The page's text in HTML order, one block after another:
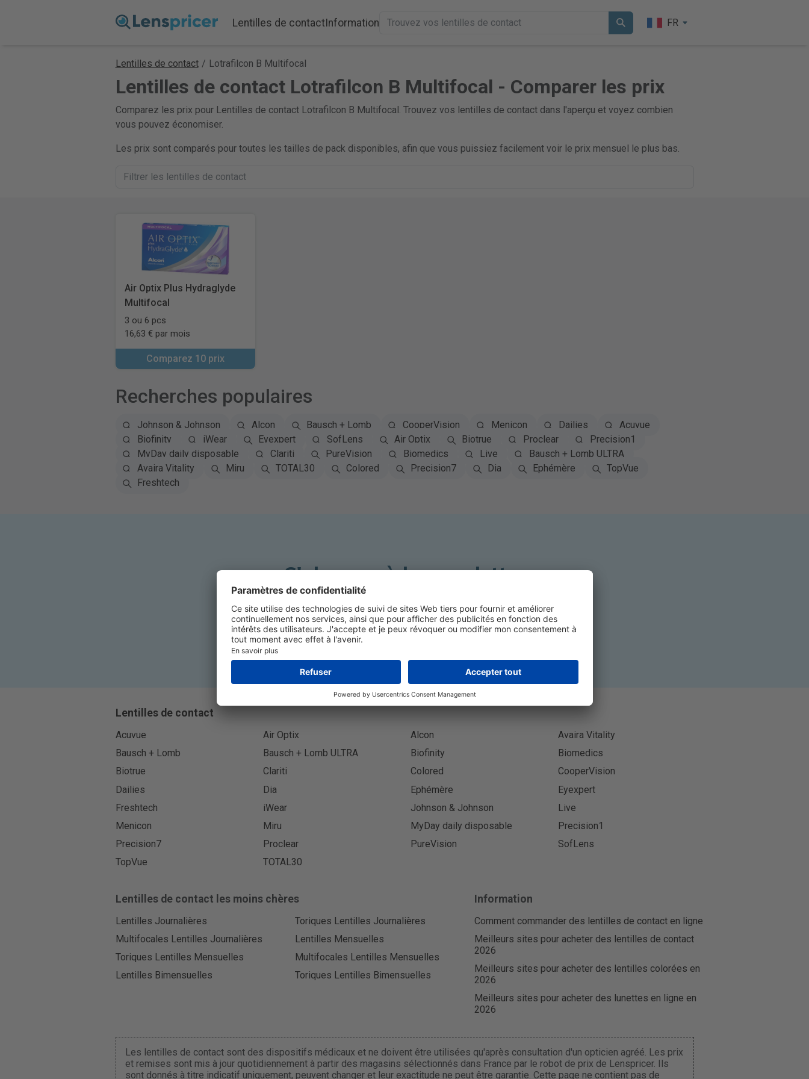
Lentilles de contactInformation FR
Lentilles de contact / Lotrafilcon B Multifocal
Lentilles de contact Lotrafilcon B Multifocal - Comparer les prix
Comparez les prix pour Lentilles de contact Lotrafilcon B Multifocal. Trouvez vos lentilles de contact dans l'aperçu et voyez combien
vous pouvez économiser.
Les prix sont comparés pour toutes les tailles de pack disponibles, afin que vous puissiez facilement voir le prix mensuel le plus bas.
Air Optix Plus Hydraglyde
Multifocal
3 ou 6 pcs
16,63 € par mois
Comparez 10 prix
Recherches populaires
Johnson & Johnson Alcon Bausch + Lomb CooperVision Menicon Dailies
Acuvue
Biofinity
iWear Eyexpert SofLens Air Optix Biotrue Proclear
Precision1
MyDay daily disposable
Clariti PureVision Biomedics Live
Bausch + Lomb ULTRA
Avaira Vitality
Miru TOTAL30 Colored Precision7 Dia Ephémère
TopVue
Freshtech
S'abonner à la newsletter
S'abonner
Lentilles de contact
Acuvue Air Optix Alcon
Avaira Vitality
Bausch + Lomb
Bausch + Lomb ULTRA Biofinity
Biomedics
Biotrue
Clariti Colored
CooperVision
Dailies
Dia Ephémère
Eyexpert
Freshtech
iWear Johnson & Johnson
Live
Menicon
Miru MyDay daily disposable
Precision1
Precision7
Proclear PureVision
SofLens
TopVue
TOTAL30
Lentilles de contact les moins chères
Lentilles Journalières
Toriques Lentilles Journalières
Multifocales Lentilles Journalières
Lentilles Mensuelles
Toriques Lentilles Mensuelles
Multifocales Lentilles Mensuelles
Lentilles Bimensuelles
Toriques Lentilles Bimensuelles
Information
Comment commander des lentilles de contact en ligne
Meilleurs sites pour acheter des lentilles de contact
2026
Meilleurs sites pour acheter des lentilles colorées en
2026
Meilleurs sites pour acheter des lunettes en ligne en
2026
Les lentilles de contact sont des dispositifs médicaux et ne doivent être utilisées qu'après consultation d'un opticien agréé. Les prix
et remises sont mis à jour quotidiennement à partir des magasins sélectionnés dans France par le robot de prix de Lenspricer. Ils
sont donnés à titre indicatif uniquement, peuvent changer et leur exactitude ne peut être garantie. Cette page ne contient pas de